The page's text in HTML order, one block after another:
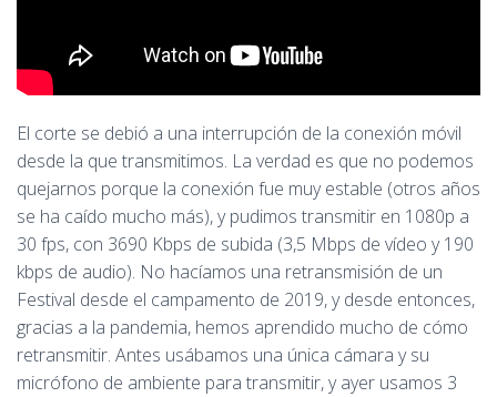
El corte se debió a una interrupción de la conexión móvil
desde la que transmitimos. La verdad es que no podemos
quejarnos porque la conexión fue muy estable (otros años
se ha caído mucho más), y pudimos transmitir en 1080p a
30 fps, con 3690 Kbps de subida (3,5 Mbps de vídeo y 190
kbps de audio). No hacíamos una retransmisión de un
Festival desde el campamento de 2019, y desde entonces,
gracias a la pandemia, hemos aprendido mucho de cómo
retransmitir. Antes usábamos una única cámara y su
micrófono de ambiente para transmitir, y ayer usamos 3